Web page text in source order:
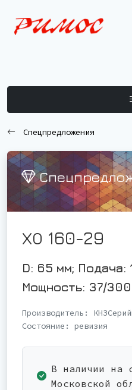
Спецпредложения
ХО 160-29
D: 65 мм; Подача:
Мощность: 37/
Производитель: КНЗ
Состояние: ревизия
В наличии на
Московской